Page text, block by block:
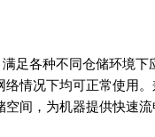
足各种不同仓储环境下
情况下均可正常使用
间，为机器提供快速